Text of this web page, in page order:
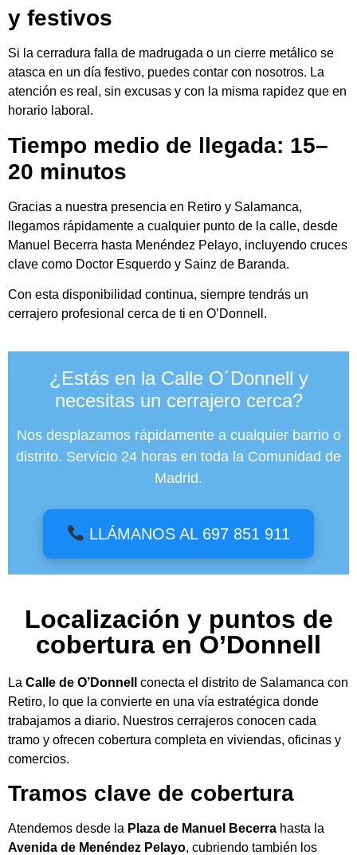
y festivos
Si la cerradura falla de madrugada o un cierre metálico se
atasca en un día festivo, puedes contar con nosotros. La
atención es real, sin excusas y con la misma rapidez que en
horario laboral.
Tiempo medio de llegada: 15–
20 minutos
Gracias a nuestra presencia en Retiro y Salamanca,
llegamos rápidamente a cualquier punto de la calle, desde
Manuel Becerra hasta Menéndez Pelayo, incluyendo cruces
clave como Doctor Esquerdo y Sainz de Baranda.
Con esta disponibilidad continua, siempre tendrás un
cerrajero profesional cerca de ti en O’Donnell.
¿Estás en la Calle O´Donnell y
necesitas un cerrajero cerca?
Nos desplazamos rápidamente a cualquier barrio o
distrito. Servicio 24 horas en toda la Comunidad de
Madrid.
LLÁMANOS AL 697 851 911
Localización y puntos de
cobertura en O’Donnell
La Calle de O’Donnell
conecta el distrito de Salamanca con
Retiro, lo que la convierte en una vía estratégica donde
trabajamos a diario. Nuestros cerrajeros conocen cada
tramo y ofrecen cobertura completa en viviendas, oficinas y
comercios.
Tramos clave de cobertura
Atendemos desde la Plaza de Manuel Becerra hasta la
Avenida de Menéndez Pelayo, cubriendo también los